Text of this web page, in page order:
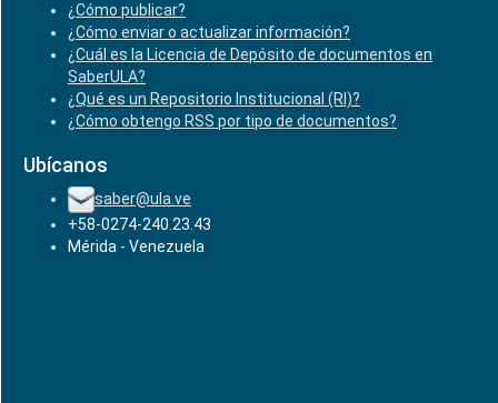
¿Cómo publicar?
¿Cómo enviar o actualizar información?
¿Cuál es la Licencia de Depósito de documentos en
SaberULA?
¿Qué es un Repositorio Institucional (RI)?
¿Cómo obtengo RSS por tipo de documentos?
Ubícanos
saber@ula.ve
+58-0274-240.23.43
Mérida - Venezuela